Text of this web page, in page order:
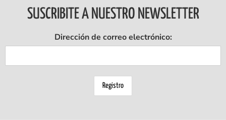
SUSCRIBITE A NUESTRO NEWSLETTER
Dirección de correo electrónico: